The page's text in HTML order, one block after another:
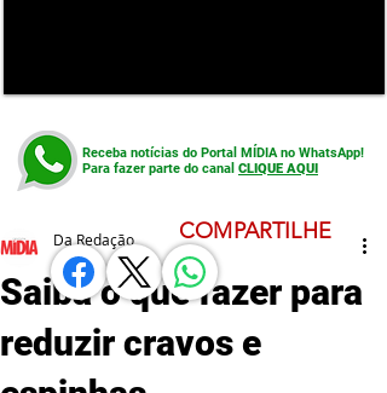
Receba notícias do Portal MÍDIA no WhatsApp!
Para fazer parte do canal CLIQUE AQUI
Saiba o que fazer para
reduzir cravos e
Da Redação COMPARTILHE